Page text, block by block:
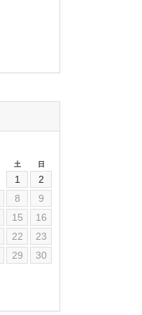
土 日
1
2
8
9
15
16
22
23
29
30